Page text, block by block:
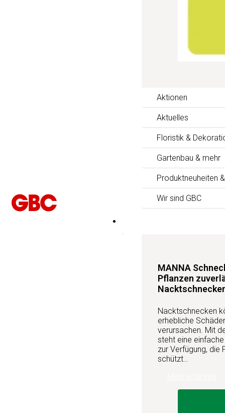
Aktionen
Aktuelles
Floristik &
Gartenbau & mehr
Produktneuheiten
Wir sind GBC
MANNA
Pflanzen
Nacktschnecken
erhebliche
verursachen. Mit
steht eine
zur Verfügung, die
schützt…